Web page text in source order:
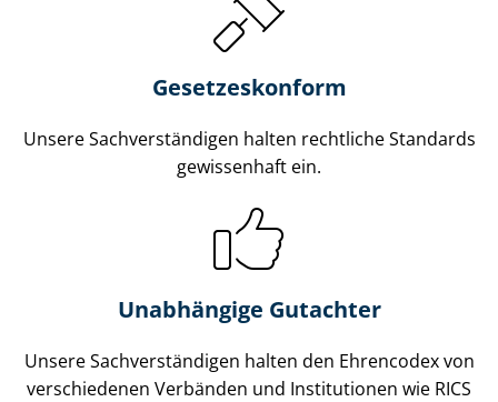
Gesetzes­konform
Unsere Sach­ver­stän­di­gen halten rechtliche Standards
gewissenhaft ein.
Unabhängige Gutachter
Unsere Sach­ver­stän­di­gen halten den Ehrencodex von
verschiedenen Verbänden und Institutionen wie RICS